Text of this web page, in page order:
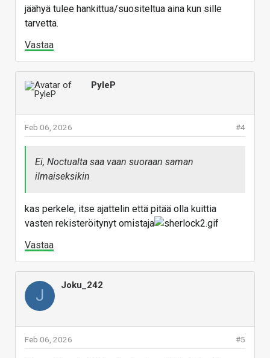
jäähyä tulee hankittua/suositeltua aina kun sille
tarvetta.
Vastaa
PyleP
#4
Feb 06, 2026
Ei, Noctualta saa vaan suoraan saman
ilmaiseksikin
kas perkele, itse ajattelin että pitää olla kuittia
vasten rekisteröitynyt omistaja
Vastaa
J
Joku_242
#5
Feb 06, 2026